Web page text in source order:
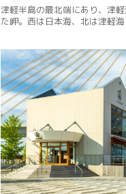
津軽半島の最北端にあり、津
た岬。西は日本海、北は津軽